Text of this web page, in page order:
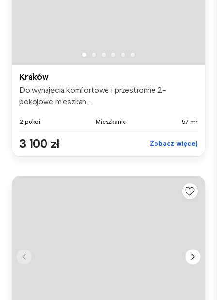
Kraków
Do wynajęcia komfortowe i przestronne 2-
pokojowe mieszkan...
2 pokoi Mieszkanie 57 m²
3 100 zł Zobacz więcej